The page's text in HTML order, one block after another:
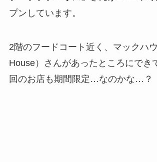
プンしています。
2階のフードコート近く、マックハ
House）さんがあったところにでき
回のお店も期間限定…なのかな…？